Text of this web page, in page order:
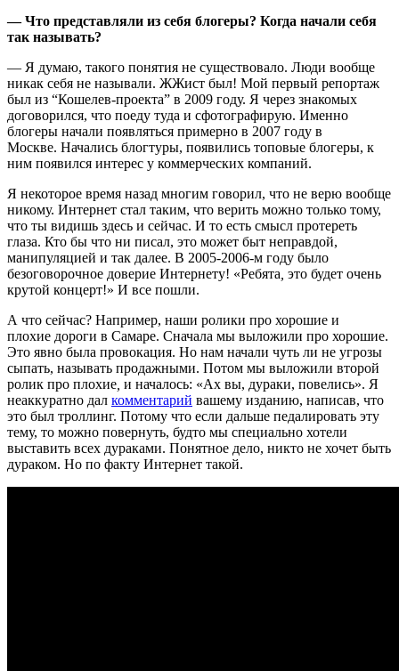
— Что представляли из себя блогеры? Когда начали себя
так называть?
— Я думаю, такого понятия не существовало. Люди вообще
никак себя не называли. ЖЖист был! Мой первый репортаж
был из “Кошелев-проекта” в 2009 году. Я через знакомых
договорился, что поеду туда и сфотографирую. Именно
блогеры начали появляться примерно в 2007 году в
Москве. Начались блогтуры, появились топовые блогеры, к
ним появился интерес у коммерческих компаний.
Я некоторое время назад многим говорил, что не верю вообще
никому. Интернет стал таким, что верить можно только тому,
что ты видишь здесь и сейчас. И то есть смысл протереть
глаза. Кто бы что ни писал, это может быт неправдой,
манипуляцией и так далее. В 2005-2006-м году было
безоговорочное доверие Интернету! «Ребята, это будет очень
крутой концерт!» И все пошли.
А что сейчас? Например, наши ролики про хорошие и
плохие дороги в Самаре. Сначала мы выложили про хорошие.
Это явно была провокация. Но нам начали чуть ли не угрозы
сыпать, называть продажными. Потом мы выложили второй
ролик про плохие, и началось: «Ах вы, дураки, повелись». Я
неаккуратно дал комментарий вашему изданию, написав, что
это был троллинг. Потому что если дальше педалировать эту
тему, то можно повернуть, будто мы специально хотели
выставить всех дураками. Понятное дело, никто не хочет быть
дураком. Но по факту Интернет такой.